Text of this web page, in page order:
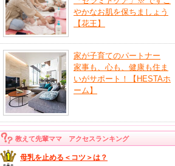
やかなお肌を保ちましょう
【花王】
家が子育てのパートナー
家事も、心も、健康も住ま
いがサポート！【HESTAホ
ーム】
教えて先輩ママ アクセスランキング
母乳を止める＜コツ＞は？